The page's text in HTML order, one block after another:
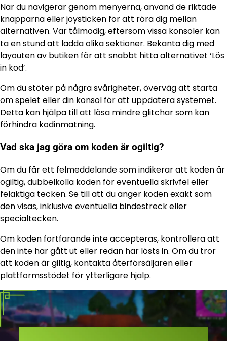
När du navigerar genom menyerna, använd de riktade
knapparna eller joysticken för att röra dig mellan
alternativen. Var tålmodig, eftersom vissa konsoler kan
ta en stund att ladda olika sektioner. Bekanta dig med
layouten av butiken för att snabbt hitta alternativet ‘Lös
in kod’.
Om du stöter på några svårigheter, överväg att starta
om spelet eller din konsol för att uppdatera systemet.
Detta kan hjälpa till att lösa mindre glitchar som kan
förhindra kodinmatning.
Vad ska jag göra om koden är ogiltig?
Om du får ett felmeddelande som indikerar att koden är
ogiltig, dubbelkolla koden för eventuella skrivfel eller
felaktiga tecken. Se till att du anger koden exakt som
den visas, inklusive eventuella bindestreck eller
specialtecken.
Om koden fortfarande inte accepteras, kontrollera att
den inte har gått ut eller redan har lösts in. Om du tror
att koden är giltig, kontakta återförsäljaren eller
plattformsstödet för ytterligare hjälp.